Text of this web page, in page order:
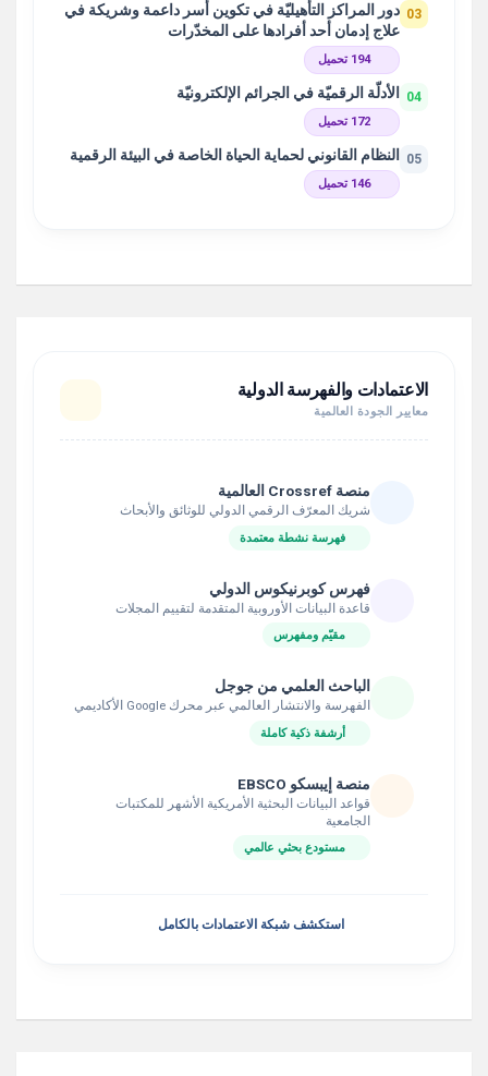
03 دور المراكز التأهيليّة في تكوين أسر داعمة وشريكة في
علاج إدمان أحد أفرادها على المخدّرات
194 تحميل
04 الأدلّة الرقميّة في الجرائم الإلكترونيّة
172 تحميل
05 النظام القانوني لحماية الحياة الخاصة في البيئة الرقمية
146 تحميل
الاعتمادات والفهرسة الدولية
معايير الجودة العالمية
منصة Crossref العالمية
شريك المعرّف الرقمي الدولي للوثائق والأبحاث
فهرسة نشطة معتمدة
فهرس كوبرنيكوس الدولي
قاعدة البيانات الأوروبية المتقدمة لتقييم المجلات
مقيّم ومفهرس
الباحث العلمي من جوجل
الفهرسة والانتشار العالمي عبر محرك Google الأكاديمي
أرشفة ذكية كاملة
منصة إيبسكو EBSCO
قواعد البيانات البحثية الأمريكية الأشهر للمكتبات
الجامعية
مستودع بحثي عالمي
استكشف شبكة الاعتمادات بالكامل